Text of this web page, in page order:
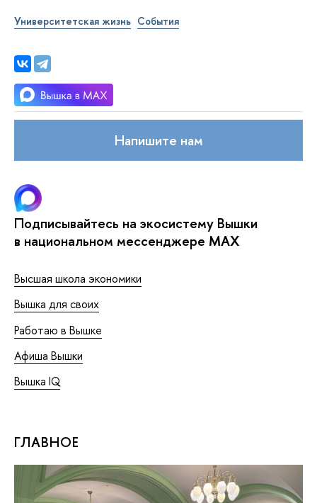
Университетская жизнь События
Напишите нам
Подписывайтесь на экосистему Вышки
в национальном мессенджере MAX
Высшая школа экономики
Вышка для своих
Работаю в Вышке
Афиша Вышки
Вышка IQ
ГЛАВНОЕ